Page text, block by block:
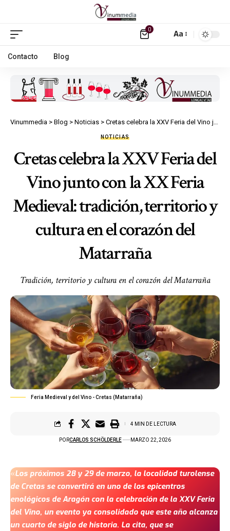
0 Aa
Contacto Blog
Vinummedia > Blog > Noticias > Cretas celebra la XXV Feria del Vino junto con la XX Feria Medieval: tradición, territorio y cultura en el corazón del Matarraña
NOTICIAS
Cretas celebra la XXV Feria del
Vino junto con la XX Feria
Medieval: tradición, territorio y
cultura en el corazón del
Matarraña
Tradición, territorio y cultura en el corazón del Matarraña
Feria Medieval y del Vino - Cretas (Matarraña)
PORCARLOS SCHÖLDERLE MARZO 22, 2026
4 MIN DE LECTURA
«Los próximos 28 y 29 de marzo, la localidad turolense
de Cretas se convertirá en uno de los epicentros
enológicos de Aragón con la celebración de la XXV Feria
del Vino, un evento ya consolidado que este año alcanza
un cuarto de siglo de historia. La cita, que se